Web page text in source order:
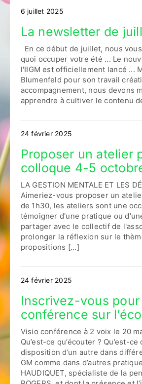
6 juillet 2025
La newsletter de
En ce début de juillet, nous
quoi occuper votre été ... Le
l'IIGM est officiellement lancé ...
Blumenfeld pour son travail
accompagnement, nous devons
apprendre à cultiver le contenu
24 février 2025
Proposer un atelier
colloque 4-5
LA GESTION MENTALE ET LES
Aimeriez-vous proposer un
de 1h30, les ateliers sont une
témoigner d'une pratique ou
partager avec le collectif de
prolonger la réflexion sur le
propositions [...]
24 février 2025
Inscrivez-vous
conférence sur
Visio conférence à 2 voix le 20
Qu’est-ce qu’écouter ? Qu’est-
disposition d’un autre dans
GM comme dans d’autres
HAUDIQUET, spécialiste de la